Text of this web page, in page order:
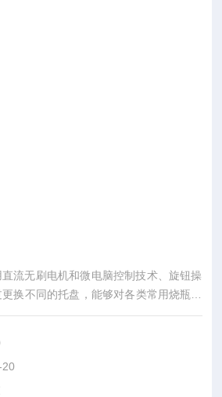
流无刷电机和微电脑控制技术、旋钮操
换不同的托盘，能够对各类常用烧瓶，
养。适用于生物工艺学，微生物学和医